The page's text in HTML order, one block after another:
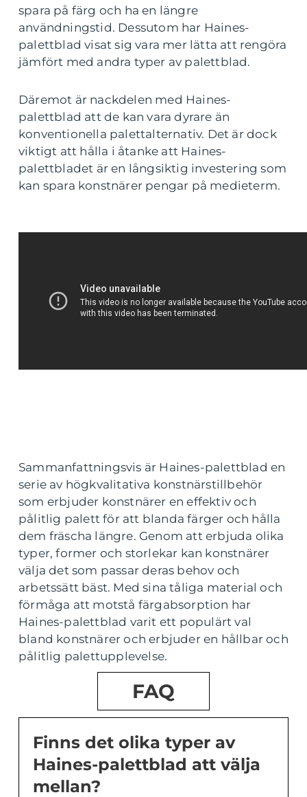
spara på färg och ha en längre
användningstid. Dessutom har Haines-
palettblad visat sig vara mer lätta att rengöra
jämfört med andra typer av palettblad.
Däremot är nackdelen med Haines-
palettblad att de kan vara dyrare än
konventionella palettalternativ. Det är dock
viktigt att hålla i åtanke att Haines-
palettbladet är en långsiktig investering som
kan spara konstnärer pengar på medieterm.
Sammanfattningsvis är Haines-palettblad en
serie av högkvalitativa konstnärstillbehör
som erbjuder konstnärer en effektiv och
pålitlig palett för att blanda färger och hålla
dem fräscha längre. Genom att erbjuda olika
typer, former och storlekar kan konstnärer
välja det som passar deras behov och
arbetssätt bäst. Med sina tåliga material och
förmåga att motstå färgabsorption har
Haines-palettblad varit ett populärt val
bland konstnärer och erbjuder en hållbar och
pålitlig palettupplevelse.
FAQ
Finns det olika typer av
Haines-palettblad att välja
mellan?